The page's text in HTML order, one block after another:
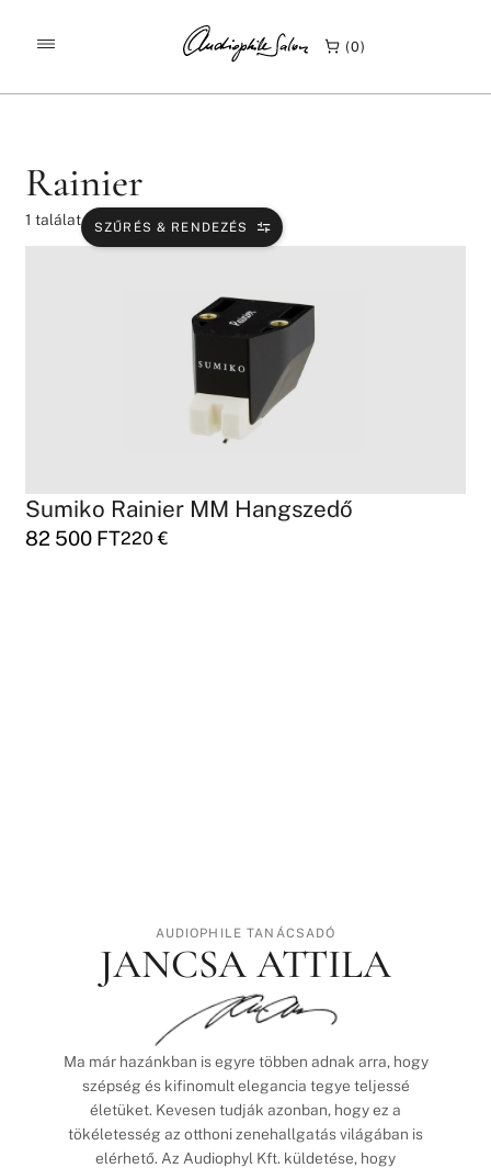
0
KEZDŐLAP TERMÉKEK / RAINIER
Rainier
1 találat SZŰRÉS & RENDEZÉS
Sumiko Rainier MM Hangszedő
82 500 FT220€
AUDIOPHILE TANÁCSADÓ
JANCSA ATTILA
Ma már hazánkban is egyre többen adnak arra, hogy
szépség és kifinomult elegancia tegye teljessé
életüket. Kevesen tudják azonban, hogy ez a
tökéletesség az otthoni zenehallgatás világában is
elérhető. Az Audiophyl Kft. küldetése, hogy